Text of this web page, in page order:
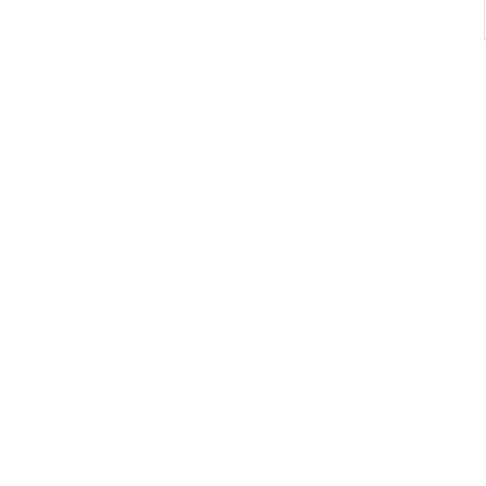
的行程和超过80场的演出，不仅
哥的演出也开始显现经济效益